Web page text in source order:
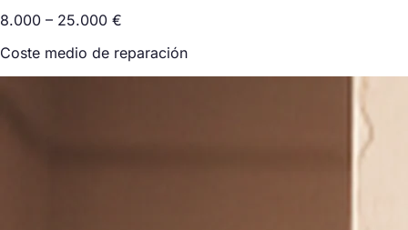
8.000 – 25.000 €
Coste medio de reparación